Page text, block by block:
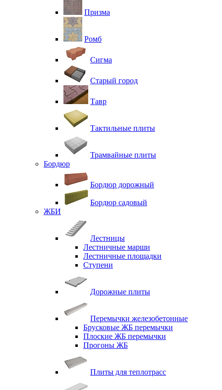
Призма
Ромб
Сигма
Старый город
Тавр
Тактильные плиты
Трамвайные плиты
Бордюр
Бордюр дорожный
Бордюр садовый
ЖБИ
Лестницы
Лестничные марши
Лестничные площадки
Ступени
Дорожные плиты
Перемычки железобетонные
Брусковые ЖБ перемычки
Плоские ЖБ перемычки
Прогоны ЖБ
Плиты для теплотрасс